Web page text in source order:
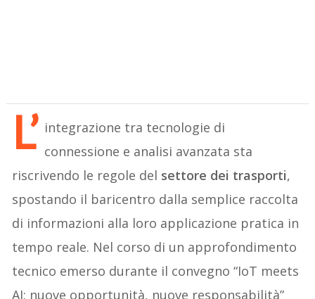
L’ integrazione tra tecnologie di
connessione e analisi avanzata sta
riscrivendo le regole del settore dei trasporti,
spostando il baricentro dalla semplice raccolta
di informazioni alla loro applicazione pratica in
tempo reale. Nel corso di un approfondimento
tecnico emerso durante il convegno “IoT meets
AI: nuove opportunità, nuove responsabilità”